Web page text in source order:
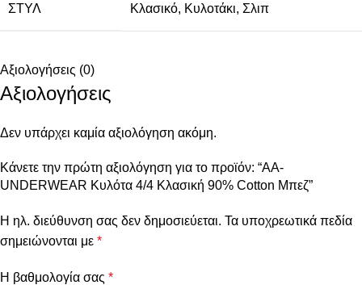
ΣΤΥΛ Κλασικό, Κυλοτάκι, Σλιπ
Αξιολογήσεις (0)
Αξιολογήσεις
Δεν υπάρχει καμία αξιολόγηση ακόμη.
Κάνετε την πρώτη αξιολόγηση για το προϊόν: “AA-
UNDERWEAR Κυλότα 4/4 Κλασική 90% Cotton Μπεζ”
Η ηλ. διεύθυνση σας δεν δημοσιεύεται. Τα υποχρεωτικά πεδία
σημειώνονται με *
Η βαθμολογία σας *